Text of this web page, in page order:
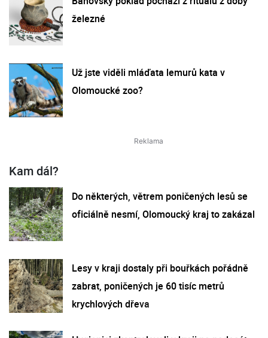
železné
Už jste viděli mláďata lemurů kata v
Olomoucké zoo?
Kam dál?
Do některých, větrem poničených lesů se
oficiálně nesmí, Olomoucký kraj to zakázal
Lesy v kraji dostaly při bouřkách pořádně
zabrat, poničených je 60 tisíc metrů
krychlových dřeva